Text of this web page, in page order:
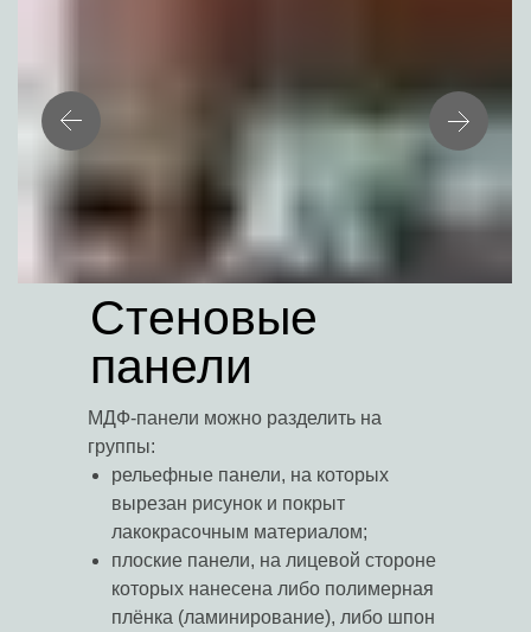
МДФ-панели можно разделить на
группы:
рельефные панели, на которых
вырезан рисунок и покрыт
лакокрасочным материалом;
плоские панели, на лицевой стороне
которых нанесена либо полимерная
плёнка (ламинирование), либо шпон
Стеновые
панели